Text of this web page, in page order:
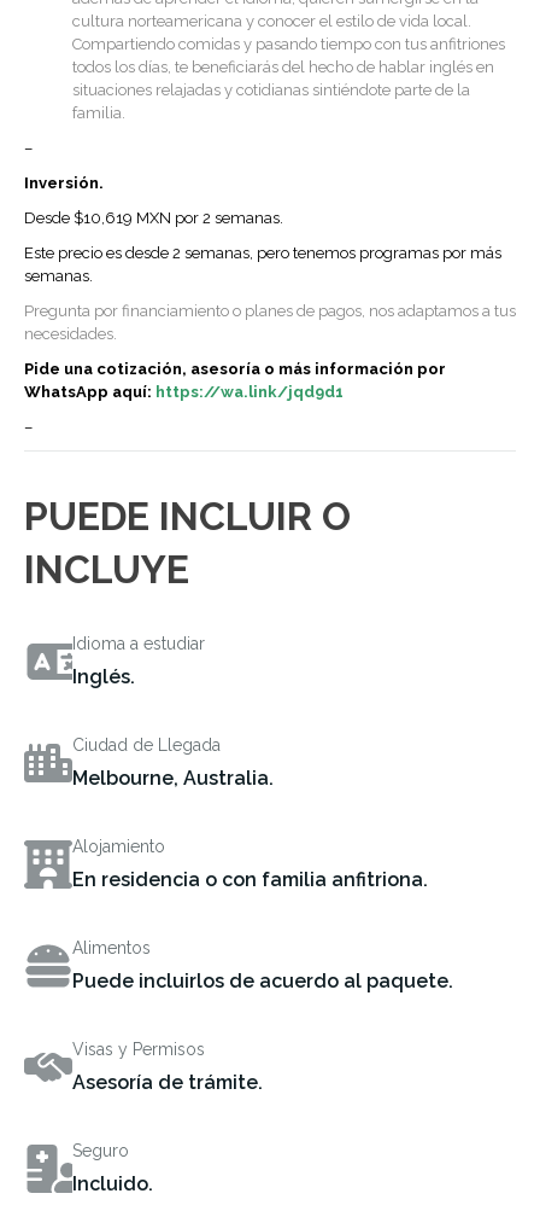
cultura norteamericana y conocer el estilo de vida local.
Compartiendo comidas y pasando tiempo con tus anfitriones
todos los días, te beneficiarás del hecho de hablar inglés en
situaciones relajadas y cotidianas sintiéndote parte de la
familia.
–
Inversión.
Desde $10,619 MXN por 2 semanas.
Este precio es desde 2 semanas, pero tenemos programas por más
semanas.
Pregunta por financiamiento o planes de pagos, nos adaptamos a tus
necesidades.
Pide una cotización, asesoría o más información por
WhatsApp aquí: https://wa.link/jqd9d1
–
PUEDE INCLUIR O
INCLUYE
Idioma a estudiar
Inglés.
Ciudad de Llegada
Melbourne, Australia.
Alojamiento
En residencia o con familia anfitriona.
Alimentos
Puede incluirlos de acuerdo al paquete.
Visas y Permisos
Asesoría de trámite.
Seguro
Incluido.